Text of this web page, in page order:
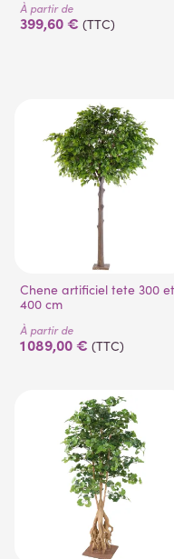
À partir de
399,60 € (TTC)
Chene artificiel tete 300 et
400 cm
À partir de
1 089,00 € (TTC)